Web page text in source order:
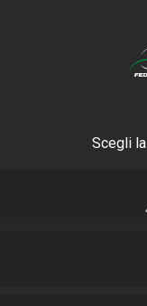
Scegli